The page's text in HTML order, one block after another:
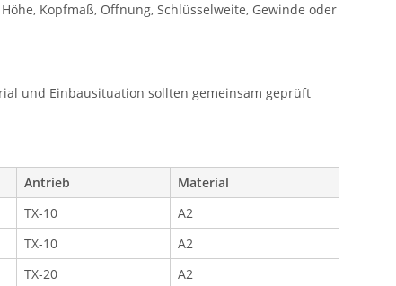
Kopfmaß, Öffnung, Schlüsselweite, Gewinde oder
und Einbausituation sollten gemeinsam geprüft
Antrieb
Material
TX-10
A2
TX-10
A2
TX-20
A2